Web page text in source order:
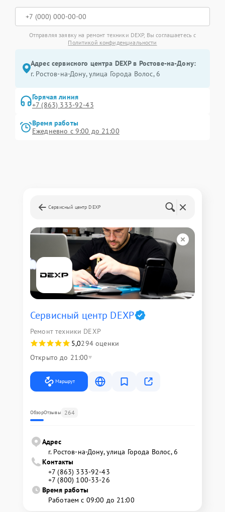
Отправляя заявку на ремонт техники DEXP, Вы соглашаетесь с
Политикой конфиденциальности
Адрес сервисного центра DEXP в Ростове-на-Дону:
г. Ростов-на-Дону, улица Города Волос, 6
Горячая линия
+7 (863) 333-92-43
Время работы
Ежедневно с 9:00 до 21:00
Сервисный центр DEXP
Сервисный центр DEXP
Ремонт техники DEXP
5,0294 оценки
Открыто до 21:00
Маршрут
ОбзорОтзывы 264
Адрес
г. Ростов-на-Дону, улица Города Волос, 6
Контакты
+7 (863) 333-92-43
+7 (800) 100-33-26
Время работы
Работаем с 09:00 до 21:00